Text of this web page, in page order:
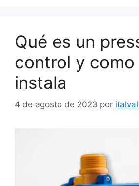
Qué es un
control y como
instala
4 de agosto de 2023 por